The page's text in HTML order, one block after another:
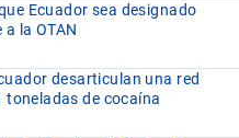
Ecuador sea designado
la OTAN
desarticulan una red
de cocaína